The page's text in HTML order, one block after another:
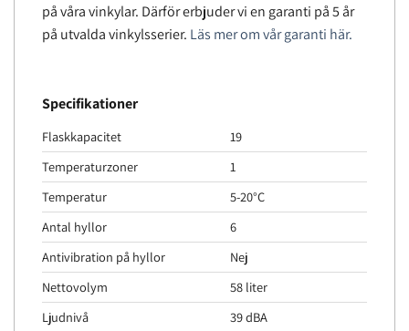
på våra vinkylar. Därför erbjuder vi en garanti på 5 år
på utvalda vinkylsserier. Läs mer om vår garanti här.
Specifikationer
Flaskkapacitet
19
Temperaturzoner
1
Temperatur
5-20°C
Antal hyllor
6
Antivibration på hyllor
Nej
Nettovolym
58 liter
Ljudnivå
39 dBA